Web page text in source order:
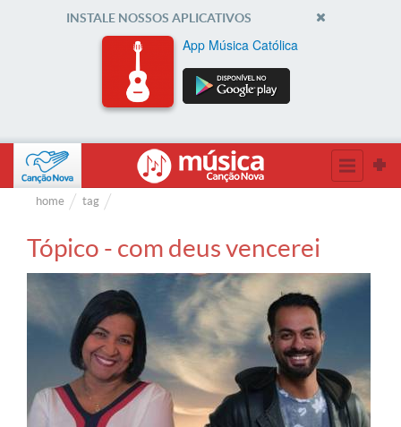
INSTALE NOSSOS APLICATIVOS
App Música Católica
home tag
Tópico - com deus vencerei